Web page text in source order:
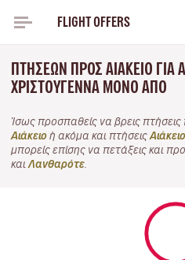
FLIGHT OFFERS
ΠΤΉΣΕΩΝ ΠΡΟΣ ΑΙΆΚΕΙΟ ΓΙΑ
ΧΡΙΣΤΟΎΓΕΝΝΑ ΜΌΝΟ ΑΠΌ
Ίσως προσπαθείς να βρεις πτήσεις
Αιάκειο ή ακόμα και πτήσεις
μπορείς επίσης να πετάξεις και
και Λανθαρότε